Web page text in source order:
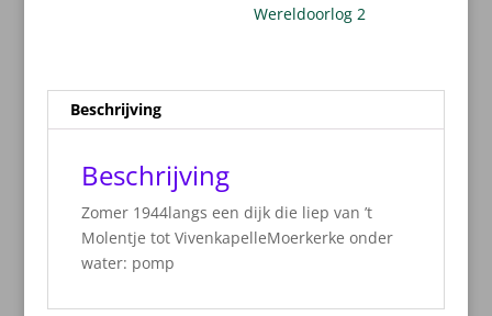
Wereldoorlog 2
Beschrijving
Beschrijving
Zomer 1944langs een dijk die liep van ’t
Molentje tot VivenkapelleMoerkerke onder
water: pomp